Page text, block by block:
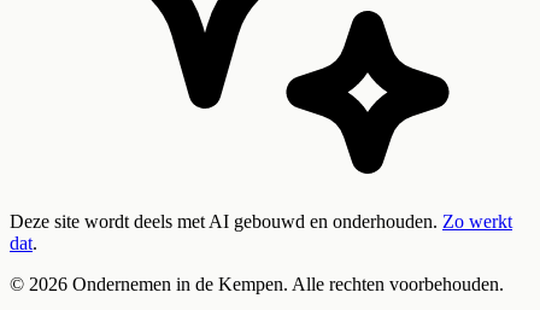
Deze site wordt deels met AI gebouwd en onderhouden. Zo werkt
dat.
© 2026 Ondernemen in de Kempen. Alle rechten voorbehouden.